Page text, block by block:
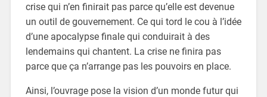
crise qui n’en finirait pas parce qu’elle est devenue
un outil de gouvernement. Ce qui tord le cou à l’idée
d’une apocalypse finale qui conduirait à des
lendemains qui chantent. La crise ne finira pas
parce que ça n’arrange pas les pouvoirs en place.
Ainsi, l’ouvrage pose la vision d’un monde futur qui